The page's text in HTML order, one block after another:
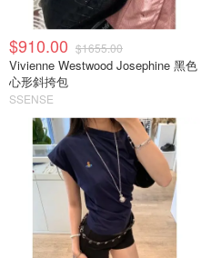
$910.00 $1655.00
Vivienne Westwood Josephine 黑色
心形斜挎包
SSENSE